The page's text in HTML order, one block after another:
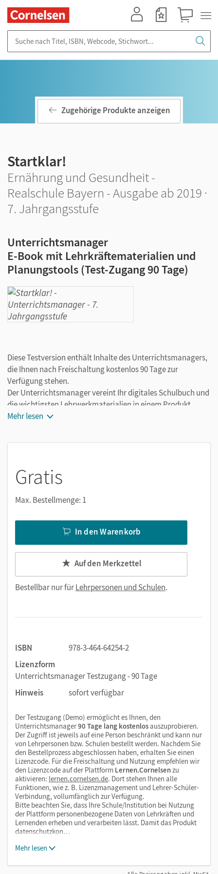
Zugehörige Produkte anzeigen
Startklar!
Ernährung und Gesundheit -
Realschule Bayern - Ausgabe ab 2019 ·
7. Jahrgangsstufe
Unterrichtsmanager
E-Book mit Lehrkräftematerialien und
Planungstools (Test-Zugang 90 Tage)
Diese Testversion enthält Inhalte des Unterrichtsmanagers,
die Ihnen nach Freischaltung kostenlos 90 Tage zur
Verfügung stehen.
Der Unterrichtsmanager vereint Ihr digitales Schulbuch und
die wichtigsten Lehrwerkmaterialien in einem Produkt.
Ergänzt um hilfreiche Planungstools, vereinfacht er Ihre
Mehr lesen
Gratis
Max. Bestellmenge: 1
In den Warenkorb
Auf den Merkzettel
Bestellbar nur fürLehrpersonen und Schulen.
ISBN
978-3-464-64254-2
Lizenzform
Unterrichtsmanager Testzugang - 90 Tage
Hinweis
sofort verfügbar
Der Testzugang (Demo) ermöglicht es Ihnen, den
Unterrichtsmanager90 Tage lang kostenlosauszuprobieren.
Der Zugriff ist jeweils auf eine Person beschränkt und kann nur
von Lehrpersonen bzw. Schulen bestellt werden. Nachdem Sie
den Bestellprozess abgeschlossen haben, erhalten Sie einen
Lizenzcode. Für die Freischaltung und Nutzung empfehlen wir
den Lizenzcode auf der Plattform Lernen.Cornelsenzu
aktivieren: lernen.cornelsen.de. Dort stehen Ihnen alle
Funktionen, wie z. B. Lizenzmanagement und Lehrer-Schüler-
Verbindung, vollumfänglich zur Verfügung.
Bitte beachten Sie, dass Ihre Schule/Institution bei Nutzung
der Plattform personenbezogene Daten von Lehrkräften und
Lernenden erheben und verarbeiten lässt. Damit das Produkt
datenschutzkon…
Mehr lesen